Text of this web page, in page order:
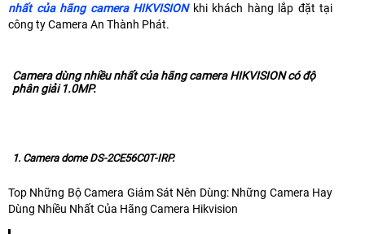
nhất của hãng camera HIKVISIONkhi khách hàng lắp đặt tại
công ty Camera An Thành Phát.
Camera dùng nhiều nhất của hãng camera HIKVISION có độ
phân giải 1.0MP.
1. Camera dome DS-2CE56C0T-IRP.
Top Những Bộ Camera Giám Sát Nên Dùng: Những Camera Hay
Dùng Nhiều Nhất Của Hãng Camera Hikvision